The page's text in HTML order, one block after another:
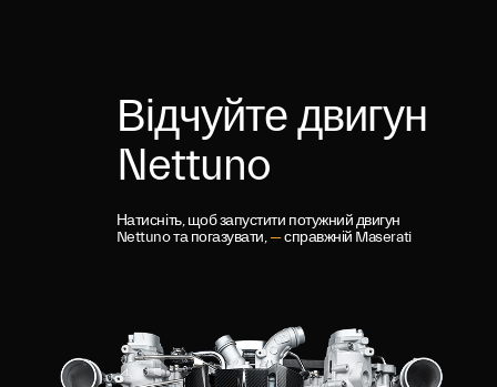
Відчуйте двигун
Nettuno
Натисніть, щоб запустити потужний двигун
Nettuno та погазувати,—справжній Maserati